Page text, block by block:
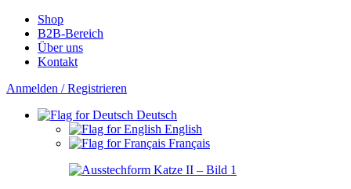
Shop
B2B-Bereich
Über uns
Kontakt
Anmelden / Registrieren
Deutsch
English
Français